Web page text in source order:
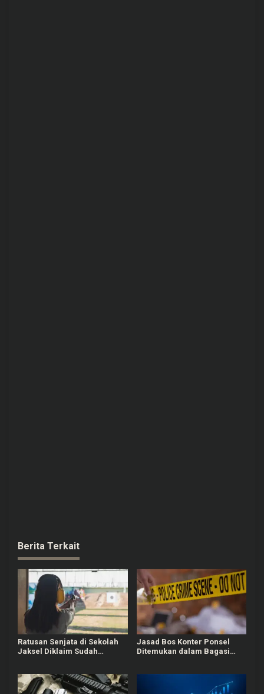
Berita Terkait
Ratusan Senjata di Sekolah
Jaksel Diklaim Sudah
Jasad Bos Konter Ponsel
Ditemukan dalam Bagasi